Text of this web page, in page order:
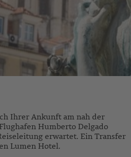
Ihrer Ankunft am nah der
Humberto Delgado
erwartet. Ein Transfer
Lumen Hotel.